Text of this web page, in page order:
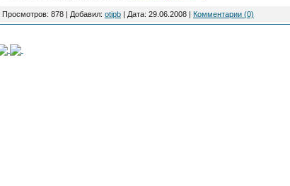
Просмотров: 878 | Добавил: otipb | Дата: 29.06.2008 | Комментарии (0)